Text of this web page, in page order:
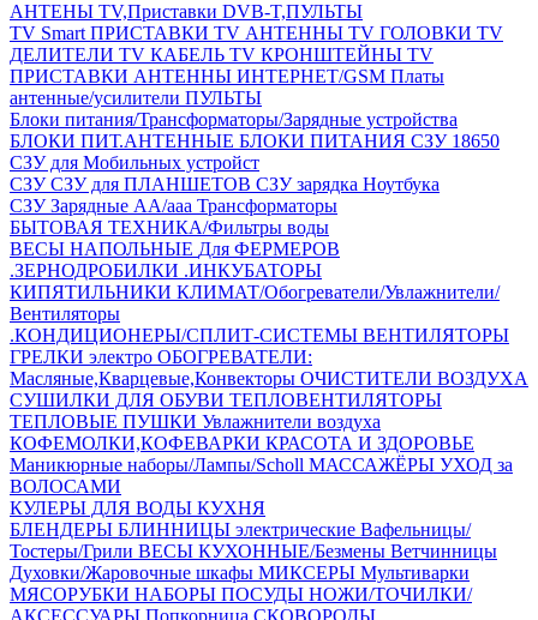
АНТЕНЫ ТV,Приставки DVB-T,ПУЛЬТЫ
TV Smart ПРИСТАВКИ TV АНТЕННЫ TV ГОЛОВКИ TV
ДЕЛИТЕЛИ TV КАБЕЛЬ TV КРОНШТЕЙНЫ TV
ПРИСТАВКИ АНТЕННЫ ИНТЕРНЕТ/GSM Платы
антенные/усилители ПУЛЬТЫ
Блоки питания/Трансформаторы/Зарядные устройства
БЛОКИ ПИТ.АНТЕННЫЕ БЛОКИ ПИТАНИЯ СЗУ 18650
СЗУ для Мобильных устройст
СЗУСЗУ для ПЛАНШЕТОВ СЗУ зарядка Ноутбука
СЗУ Зарядные АА/ааа Трансформаторы
БЫТОВАЯ ТЕХНИКА/Фильтры воды
ВЕСЫ НАПОЛЬНЫЕ Для ФЕРМЕРОВ
.ЗЕРНОДРОБИЛКИ .ИНКУБАТОРЫ
КИПЯТИЛЬНИКИ КЛИМАТ/Обогреватели/Увлажнители/
Вентиляторы
.КОНДИЦИОНЕРЫ/СПЛИТ-СИСТЕМЫ ВЕНТИЛЯТОРЫ
ГРЕЛКИ электро ОБОГРЕВАТЕЛИ:
Масляные,Кварцевые,Конвекторы ОЧИСТИТЕЛИ ВОЗДУХА
СУШИЛКИ ДЛЯ ОБУВИ ТЕПЛОВЕНТИЛЯТОРЫ
ТЕПЛОВЫЕ ПУШКИ Увлажнители воздуха
КОФЕМОЛКИ,КОФЕВАРКИ КРАСОТА И ЗДОРОВЬЕ
Маникюрные наборы/Лампы/Scholl МАССАЖЁРЫ УХОД за
ВОЛОСАМИ
КУЛЕРЫ ДЛЯ ВОДЫ КУХНЯ
БЛЕНДЕРЫ БЛИННИЦЫ электрические Вафельницы/
Тостеры/Грили ВЕСЫ КУХОННЫЕ/Безмены Ветчинницы
Духовки/Жаровочные шкафы МИКСЕРЫ Мультиварки
МЯСОРУБКИ НАБОРЫ ПОСУДЫ НОЖИ/ТОЧИЛКИ/
АКСЕССУАРЫ Попкорница СКОВОРОДЫ